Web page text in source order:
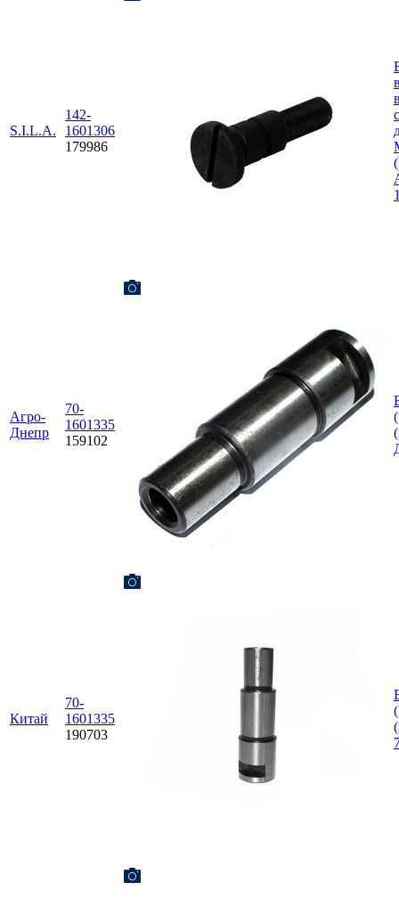
S.I.L.A.
142-
1601306
179986
Агро-
Днепр
70-
1601335
159102
Китай
70-
1601335
190703